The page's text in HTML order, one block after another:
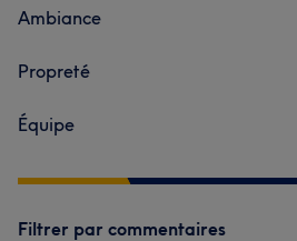
Ambiance
Propreté
Équipe
Filtrer par commentaires